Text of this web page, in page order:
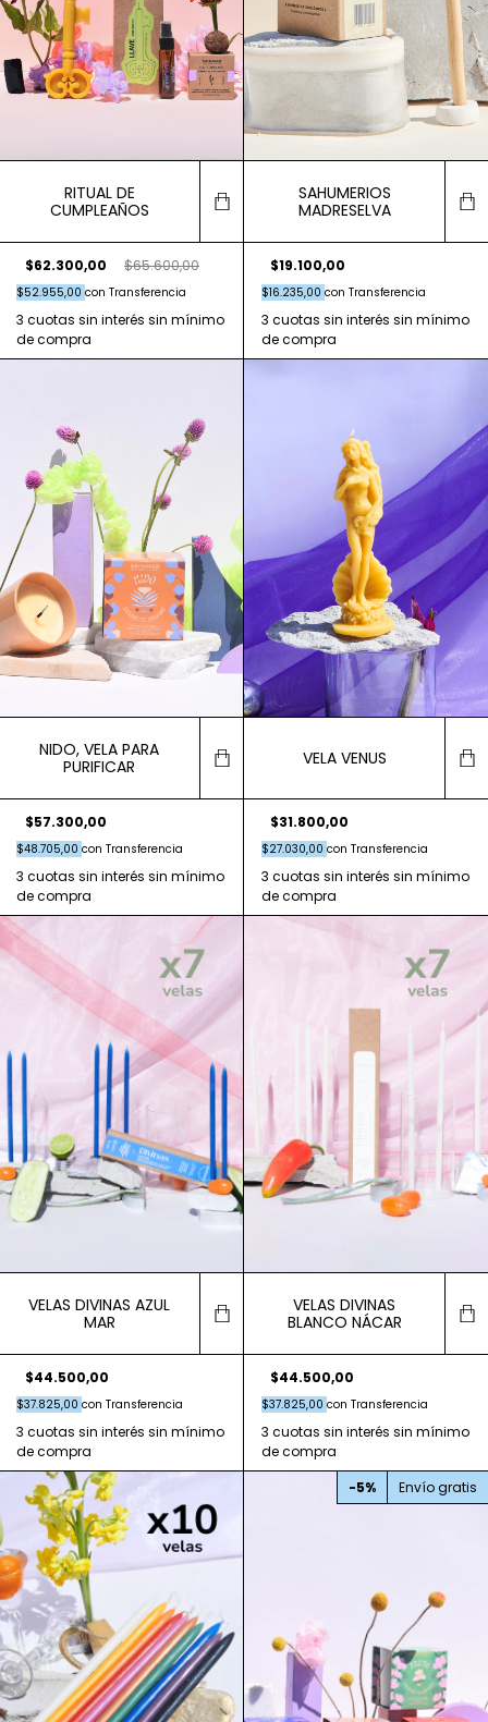
RITUAL DE
CUMPLEAÑOS
$62.300,00 $65.600,00
$52.955,00 con Transferencia
SAHUMERIOS
MADRESELVA
$19.100,00
$16.235,00 con Transferencia
NIDO, VELA PARA
PURIFICAR
$57.300,00
$48.705,00 con Transferencia
VELA VENUS
$31.800,00
$27.030,00 con Transferencia
VELAS DIVINAS AZUL
MAR
$44.500,00
$37.825,00 con Transferencia
VELAS DIVINAS
BLANCO NÁCAR
$44.500,00
$37.825,00 con Transferencia
-5% Envío gratis